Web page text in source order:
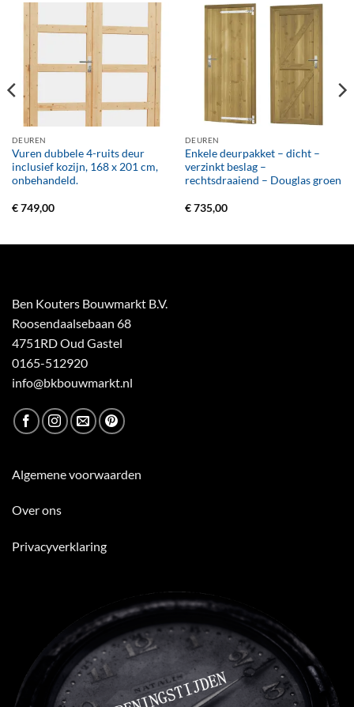
DEUREN
Vuren dubbele 4-ruits deur
inclusief kozijn, 168 x 201 cm,
onbehandeld.
€749,00
DEUREN
Enkele deurpakket – dicht –
verzinkt beslag –
rechtsdraaiend – Douglas groen
€735,00
Ben Kouters Bouwmarkt B.V.
Roosendaalsebaan 68
4751RD Oud Gastel
0165-512920
info@bkbouwmarkt.nl
Algemene voorwaarden
Over ons
Privacyverklaring